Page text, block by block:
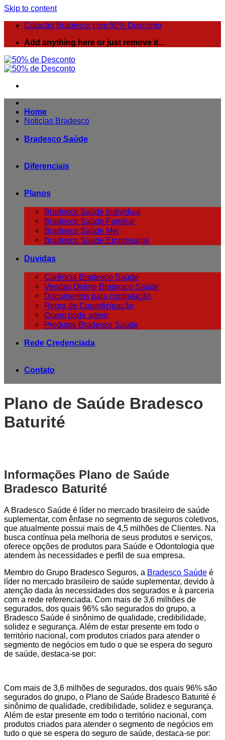
Skip to content
Cotação Bradesco com 50% Desconto
Add anything here or just remove it...
Noticias Bradesco
Home
Bradesco Saúde
Diferenciais
Planos
Bradesco Saúde Individual
Bradesco Saúde Familiar
Bradesco Saúde Mei
Bradesco Saúde Empresarial
Duvidas
Carência Bradesco Saúde
Vendas Online Bradesco Saúde
Documentos para contratação
Regra de Coparticipação
Quem pode aderir
Produtos Bradesco Saúde
Rede Credenciada
Contato
Plano de Saúde Bradesco
Baturité
Informações Plano de Saúde
Bradesco Baturité
A Bradesco Saúde é líder no mercado brasileiro de saúde
suplementar, com ênfase no segmento de seguros coletivos,
que atualmente possui mais de 4,5 milhões de Clientes. Na
busca contínua pela melhoria de seus produtos e serviços,
oferece opções de produtos para Saúde e Odontologia que
atendem às necessidades e perfil de sua empresa.
Membro do Grupo Bradesco Seguros, a Bradesco Saúde é
líder no mercado brasileiro de saúde suplementar, devido à
atenção dada às necessidades dos segurados e à parceria
com a rede referenciada. Com mais de 3,6 milhões de
segurados, dos quais 96% são segurados do grupo, a
Bradesco Saúde é sinônimo de qualidade, credibilidade,
solidez e segurança. Além de estar presente em todo o
território nacional, com produtos criados para atender o
segmento de negócios em tudo o que se espera do seguro
de saúde, destaca-se por:
Com mais de 3,6 milhões de segurados, dos quais 96% são
segurados do grupo, o Plano de Saúde Bradesco Baturité é
sinônimo de qualidade, credibilidade, solidez e segurança.
Além de estar presente em todo o território nacional, com
produtos criados para atender o segmento de negócios em
tudo o que se espera do seguro de saúde, destaca-se por: